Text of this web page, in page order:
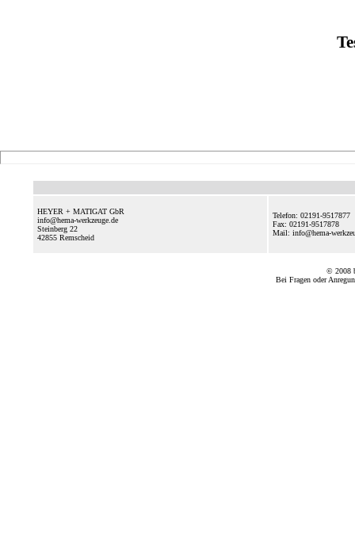
HEYER + MATIGAT GbR
info@hema-werkzeuge.de
Steinberg 22
42855 Remscheid
Telefon: 02191-9517877
Fax: 02191-9517878
Mail: info@hema-
© 2008
Bei Fragen oder